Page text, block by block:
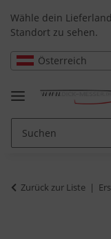
Wähle dein
Standort zu sehen.
Österreich
Zurück zur Liste